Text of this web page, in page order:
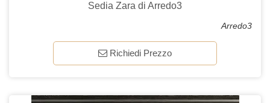
Sedia Zara di Arredo3
Arredo3
Richiedi Prezzo